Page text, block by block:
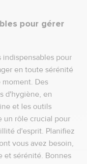
pour gérer
indispensables pour
en toute sérénité
Des
d'hygiène, en
et les outils
un rôle crucial pour
d'esprit. Planifiez
vous avez besoin,
et sérénité. Bonnes